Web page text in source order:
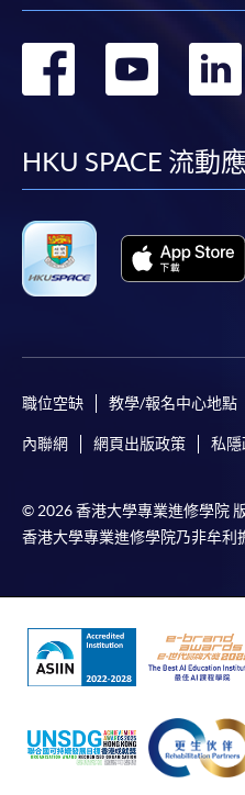
轉
轉
HKU SPACE 流動
職位空缺 教學/報名中心地點
內聯網 網頁出版政策 私隱
© 2026 香港大學專業進修學院
香港大學專業進修學院乃非牟利